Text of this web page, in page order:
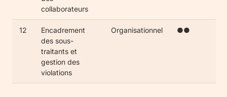
collaborateurs
12
Encadrement
des sous-
traitants et
gestion des
violations
Organisationnel ●●